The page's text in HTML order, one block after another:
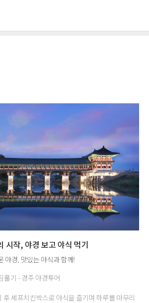
시작, 야경 보고 야식 먹기
야경, 맛있는 야식과 함께!
풀기 - 경주 야경투어
후 셰프치킨박스로 야식을 즐기며 하루를 마무리